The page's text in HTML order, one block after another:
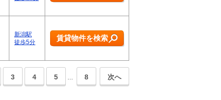
新潟駅
徒歩5分
賃貸物件を検索
3 4 5 … 8 次へ